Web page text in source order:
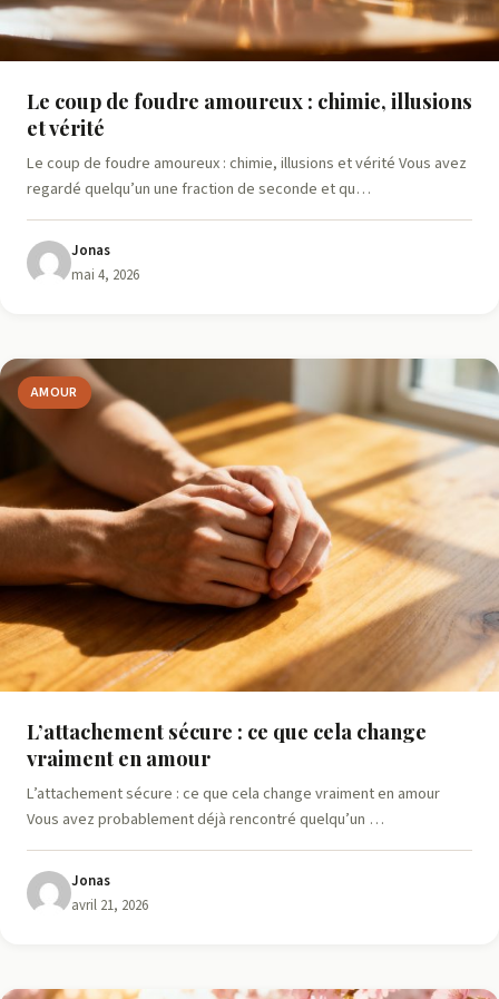
Le coup de foudre amoureux : chimie, illusions
et vérité
Le coup de foudre amoureux : chimie, illusions et vérité Vous avez
regardé quelqu’un une fraction de seconde et qu…
Jonas
mai 4, 2026
AMOUR
L’attachement sécure : ce que cela change
vraiment en amour
L’attachement sécure : ce que cela change vraiment en amour
Vous avez probablement déjà rencontré quelqu’un …
Jonas
avril 21, 2026